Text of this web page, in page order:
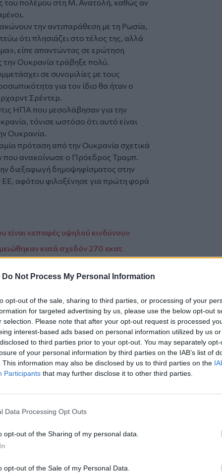
Do Not Process My Personal Information
opt-out of the sale, sharing to third parties, or processing of your
for targeted advertising by us, please use the below opt-out
selection. Please note that after your opt-out request is processed
interest-based ads based on personal information utilized by us
to third parties prior to your opt-out. You may separately
of your personal information by third parties on the IAB’s list of
This information may also be disclosed by us to third parties on the
Participants that may further disclose it to other third parties.
Data Processing Opt Outs
opt-out of the Sharing of my personal data.
opt-out of the Sale of my Personal Data.
του πολέμου στη Μ. Ανατολή, καθώς αν
την αντιπαράθεση με τη Ρωσία,
ότι πλησιάζει στο τέλος της, αλλά
είπε απαντώντας σε ερώτηση
την Ουκρανία τράβηξε πολύ.
σε συνομιλίες με τους
για τον ίδιο θα ήταν ο
Σρέντερ.
ΗΠΑ που μεσολάβησαν για την
τόνισε ωστόσο ότι αυτό είναι
Ουκρανία.
πρόταση από την Ουκρανία σχετικά
που ανακοίνωσε ο Πρόεδρος Τραμπ.
διεξαφωγή δημοψηφίσματος στην
ΕΕ, αφότου φιλοξένησε για πρώτη φορά
είναι «επαφές υψηλού κινδύνου»
κατά σχεδόν 270 εκατ.
στη Σακσακίγε, ανάμεσά τους και
Google Newsκαι στοFacebook
μας στοYouTube